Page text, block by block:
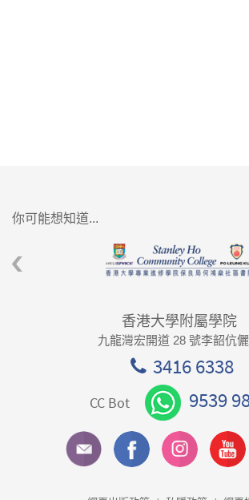
你可能想知道...
香港大學附屬學院
九龍灣宏開道 28 號李韶伉
3416 6338
CC Bot 9539